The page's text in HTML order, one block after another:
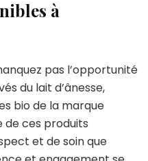
à
pas l’opportunité
du lait d’ânesse,
bio de la marque
de ces produits
et de soin que